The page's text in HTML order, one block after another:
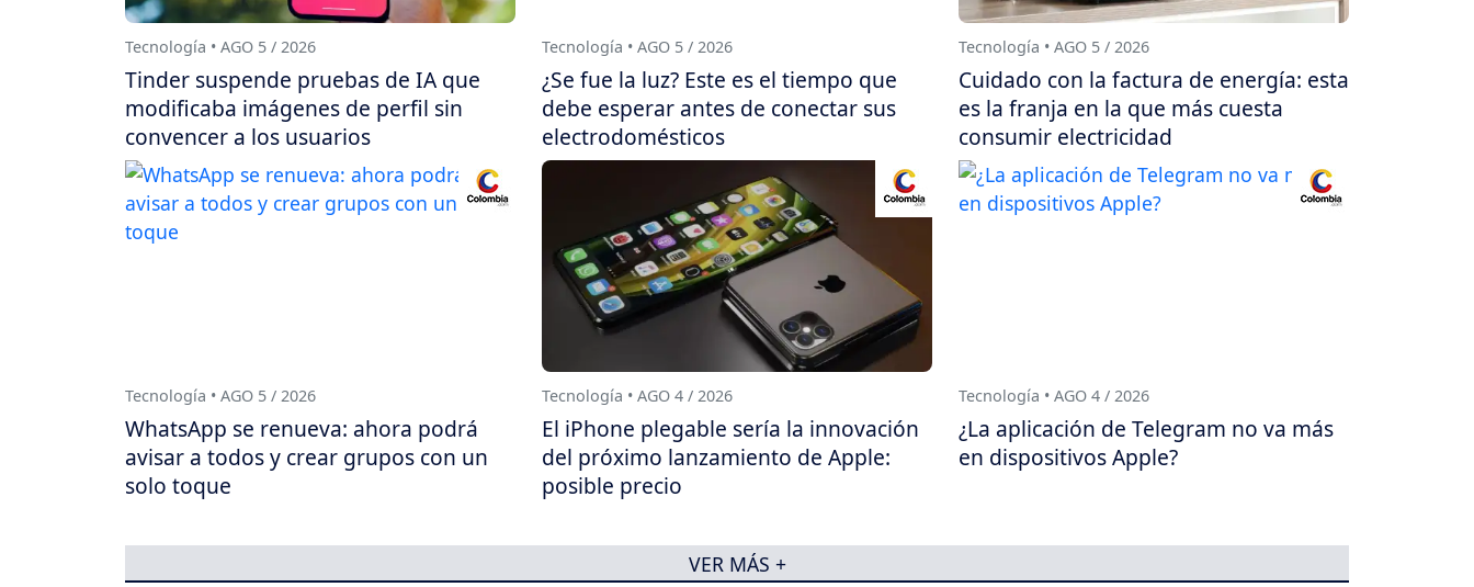
Tecnología • AGO 5 / 2026
Tinder suspende pruebas de IA que
modificaba imágenes de perfil sin
convencer a los usuarios
Tecnología • AGO 5 / 2026
¿Se fue la luz? Este es el tiempo que
debe esperar antes de conectar sus
electrodomésticos
Tecnología • AGO 5 / 2026
Cuidado con la factura de energía: esta
es la franja en la que más cuesta
consumir electricidad
Tecnología • AGO 5 / 2026
WhatsApp se renueva: ahora podrá
avisar a todos y crear grupos con un
solo toque
Tecnología • AGO 4 / 2026
El iPhone plegable sería la innovación
del próximo lanzamiento de Apple:
posible precio
Tecnología • AGO 4 / 2026
¿La aplicación de Telegram no va más
en dispositivos Apple?
VER MÁS +